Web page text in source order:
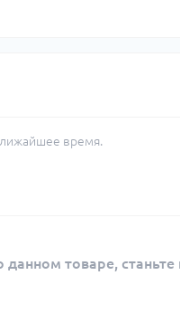
время.
данном товаре,